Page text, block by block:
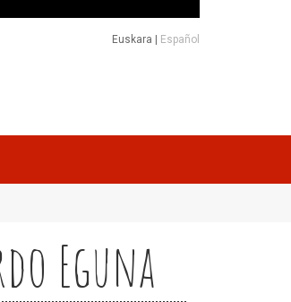
Euskara Español
Eguna